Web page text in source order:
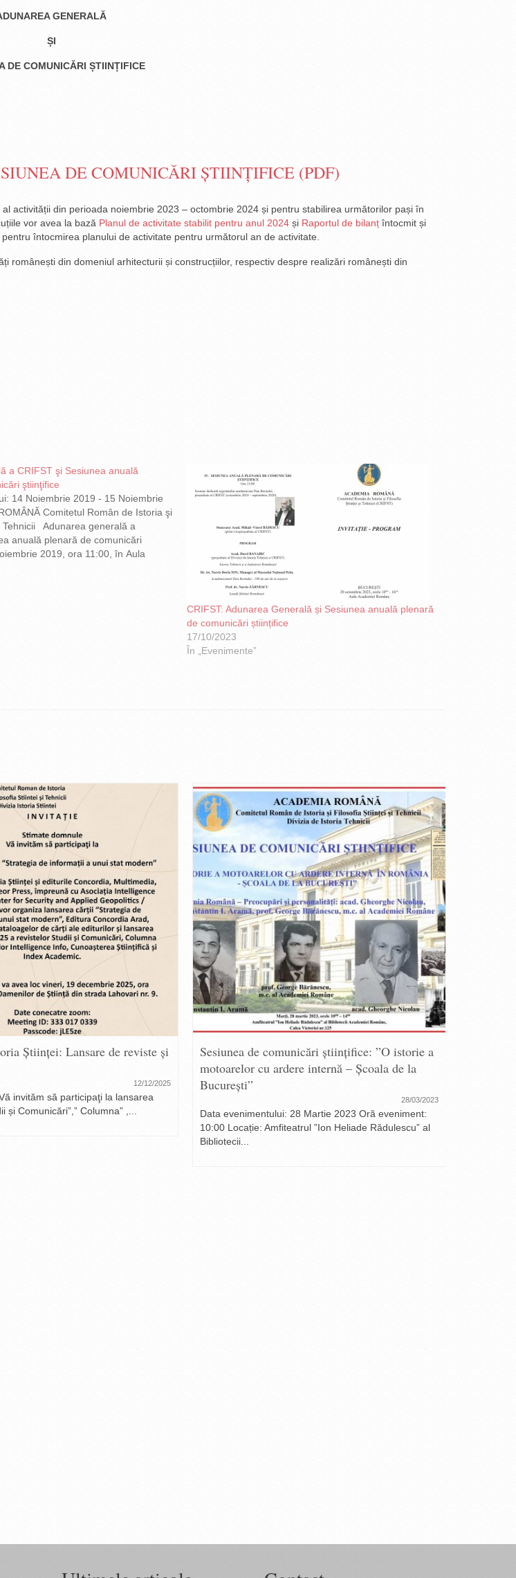
GENERALĂ
ȘI
DE COMUNICĂRI ȘTIINȚIFICE
DE COMUNICĂRI ȘTIINȚIFICE (PDF)
activității din perioada noiembrie 2023 – octombrie 2024 și pentru stabilirea următorilor pași în
vor avea la bază Planul de activitate stabilit pentru anul 2024 și Raportul de bilanț întocmit și
întocmirea planului de activitate pentru următorul an de activitate.
românești din domeniul arhitecturii și construcțiilor, respectiv despre realizări românești din
a CRIFST şi Sesiunea anuală
ştiinţifice
14 Noiembrie 2019 - 15 Noiembrie
Comitetul Român de Istoria şi
Tehnicii Adunarea generală a
anuală plenară de comunicări
2019, ora 11:00, în Aula
Calea Victoriei nr.125 PROGRAM
Aula…
CRIFST: Adunarea Generală și Sesiunea anuală plenară
de comunicări științifice
17/10/2023
În „Evenimente”
Științei: Lansare de reviste și
12/12/2025
invităm să participaţi la lansarea
și Comunicări”,” Columna” ,...
Sesiunea de comunicări științifice: ”O istorie a
motoarelor cu ardere internă – Școala de la
București”
28/03/2023
Data evenimentului: 28 Martie 2023 Oră eveniment:
10:00 Locație: Amfiteatrul ”Ion Heliade Rădulescu” al
Bibliotecii...